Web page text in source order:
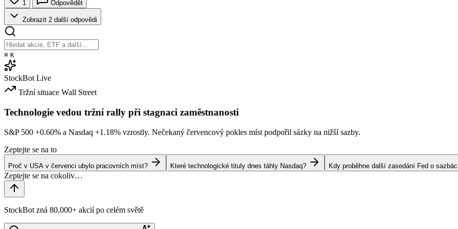
1 Odpovědět
Zobrazit 2 další odpovědi
⌘ K
StockBot Live
Tržní situace Wall Street
Technologie vedou tržní rally při stagnaci zaměstnanosti
S&P 500 +0.60% a Nasdaq +1.18% vzrostly. Nečekaný červencový pokles míst podpořil sázky na nižší sazby.
Zeptejte se na to
Proč v USA v červenci ubylo pracovních míst? Které technologické tituly dnes táhly Nasdaq? Kdy proběhne další zasedání Fed o
StockBot zná 80,000+ akcií po celém světě